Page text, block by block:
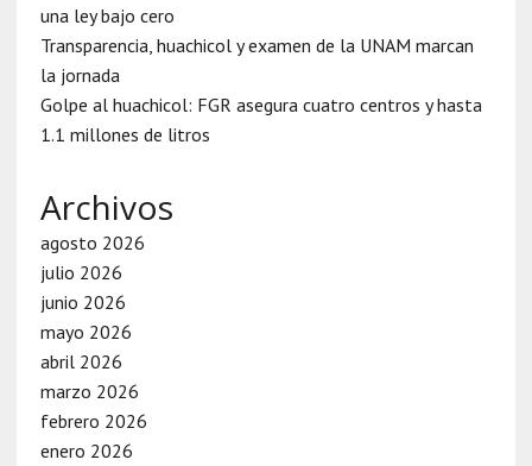
una ley bajo cero
Transparencia, huachicol y examen de la UNAM marcan
la jornada
Golpe al huachicol: FGR asegura cuatro centros y hasta
1.1 millones de litros
Archivos
agosto 2026
julio 2026
junio 2026
mayo 2026
abril 2026
marzo 2026
febrero 2026
enero 2026